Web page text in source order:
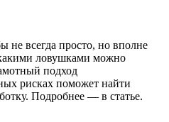
не всегда просто, но вполне
ловушками можно
подход
рисках поможет найти
Подробнее — в статье.